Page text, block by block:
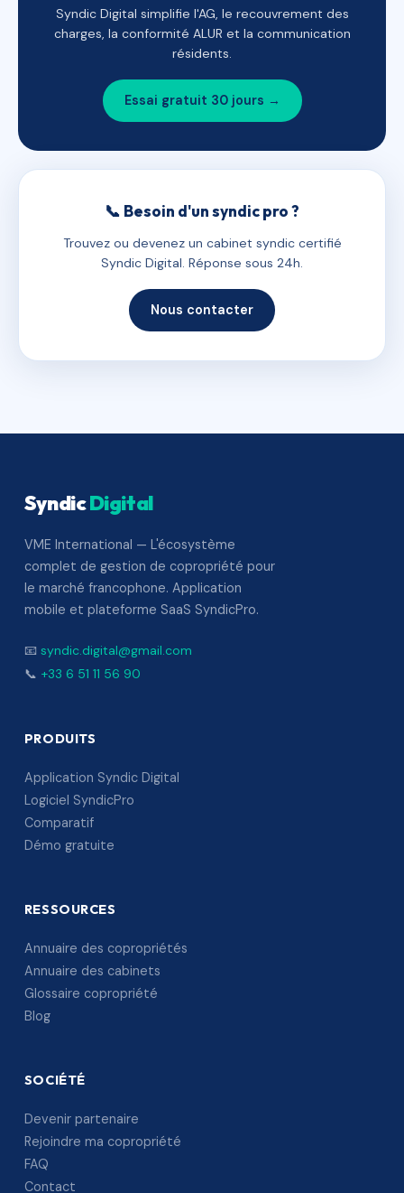
Syndic Digital simplifie l'AG, le recouvrement des
charges, la conformité ALUR et la communication
résidents.
Essai gratuit 30 jours →
📞 Besoin d'un syndic pro ?
Trouvez ou devenez un cabinet syndic certifié
Syndic Digital. Réponse sous 24h.
Nous contacter
SyndicDigital
VME International — L'écosystème
complet de gestion de copropriété pour
le marché francophone. Application
mobile et plateforme SaaS SyndicPro.
📧 syndic.digital@gmail.com
📞 +33 6 51 11 56 90
PRODUITS
Application Syndic Digital
Logiciel SyndicPro
Comparatif
Démo gratuite
RESSOURCES
Annuaire des copropriétés
Annuaire des cabinets
Glossaire copropriété
Blog
SOCIÉTÉ
Devenir partenaire
Rejoindre ma copropriété
FAQ
Contact